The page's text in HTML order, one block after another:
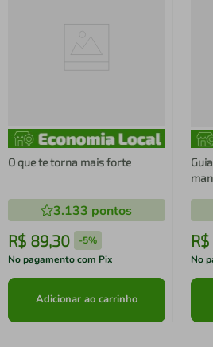
O que te torna mais forte
3.133 pontos
R$ 89,30 -5%
No pagamento com Pix
Adicionar ao carrinho
R$
No